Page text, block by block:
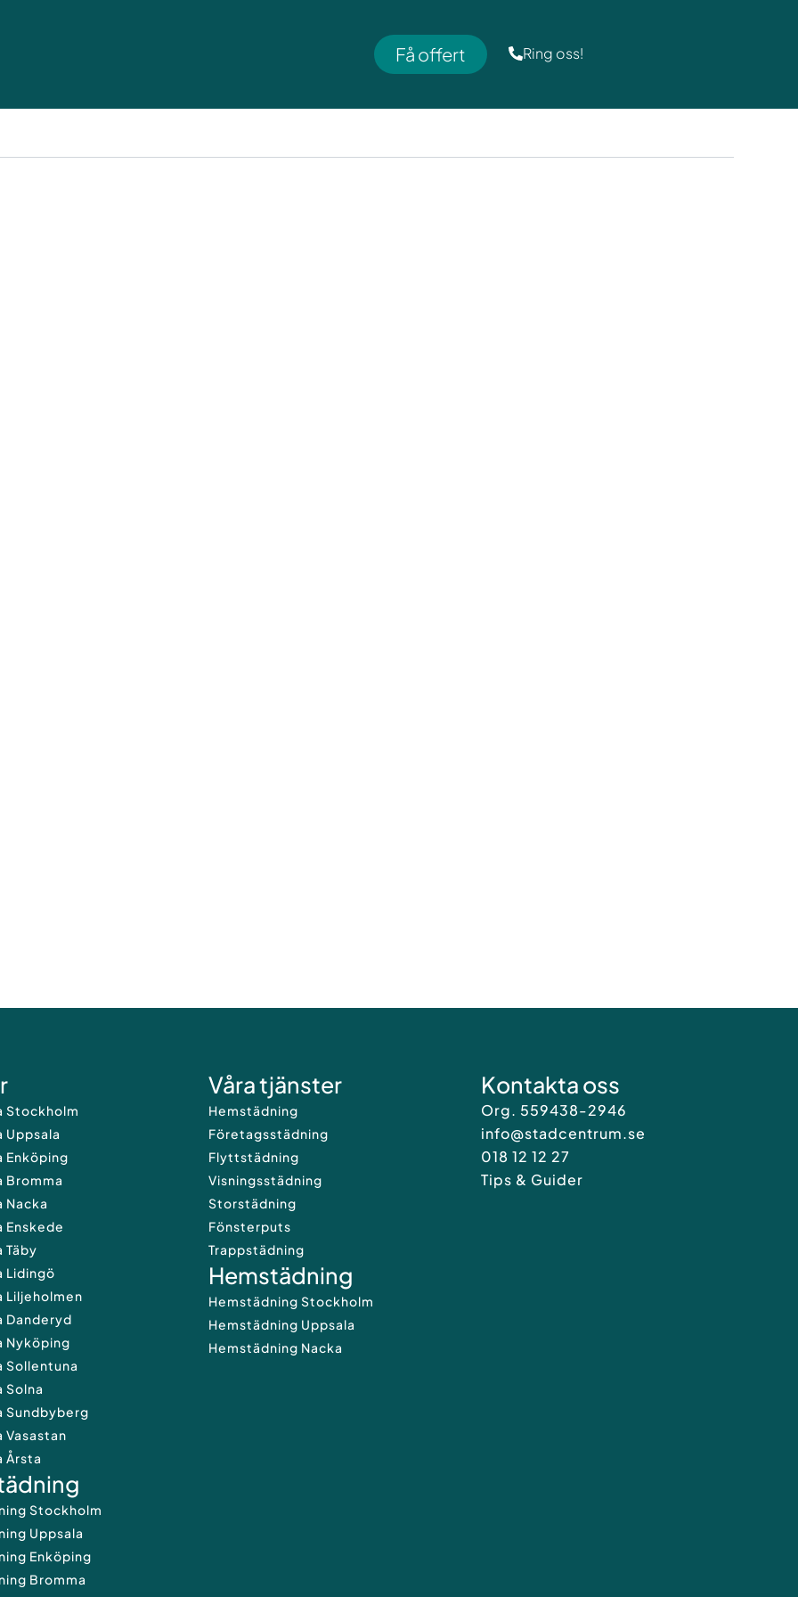
Få offert Ring oss!
Stockholm
Uppsala
Enköping
Bromma
Nacka
Enskede
Täby
Lidingö
Liljeholmen
Danderyd
Nyköping
Sollentuna
Solna
Sundbyberg
Årsta
Stockholm
Uppsala
Enköping
Bromma
Våra tjänster
Hemstädning
Företagsstädning
Flyttstädning
Visningsstädning
Storstädning
Fönsterputs
Trappstädning
Hemstädning
Hemstädning Stockholm
Hemstädning Uppsala
Hemstädning Nacka
Kontakta oss
Org. 559438-2946
info@stadcentrum.se
018 12 12 27
Tips & Guider